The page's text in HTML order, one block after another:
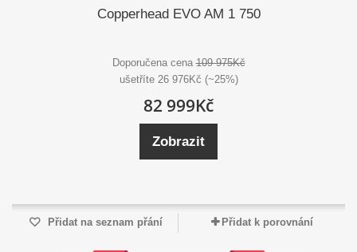
Copperhead EVO AM 1 750
Doporučena cena109 975Kč
ušetříte 26 976Kč (~25%)
82 999Kč
Zobrazit
Přidat na seznam přání Přidat k porovnání